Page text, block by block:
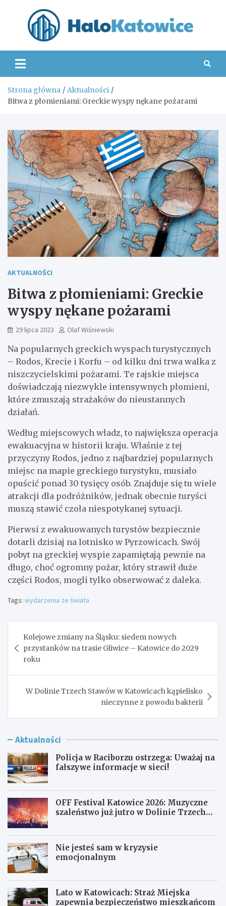
Strona główna
Aktualności
Bitwa z płomieniami: Greckie wyspy nękane pożarami
AKTUALNOŚCI
Bitwa z płomieniami: Greckie
wyspy nękane pożarami
29 lipca 2023 Olaf Wiśniewski
Na popularnych greckich wyspach turystycznych
– Rodos, Krecie i Korfu – od kilku dni trwa walka z
niszczycielskimi pożarami. Te rajskie miejsca
doświadczają niezwykle intensywnych płomieni,
które zmuszają strażaków do nieustannych
działań.
Według miejscowych władz, to największa operacja
ewakuacyjna w historii kraju. Właśnie z tej
przyczyny Rodos, jedno z najbardziej popularnych
miejsc na mapie greckiego turystyku, musiało
opuścić ponad 30 tysięcy osób. Znajduje się tu wiele
atrakcji dla podróżników, jednak obecnie turyści
muszą stawić czoła niespotykanej sytuacji.
Pierwsi z ewakuowanych turystów bezpiecznie
dotarli dzisiaj na lotnisko w Pyrzowicach. Swój
pobyt na greckiej wyspie zapamiętają pewnie na
długo, choć ogromny pożar, który strawił duże
części Rodos, mogli tylko obserwować z daleka.
Tags: wydarzenia ze świata
wpisu
Kolejowe zmiany na Śląsku: siedem nowych
przystanków na trasie Gliwice – Katowice do 2029
roku
W Dolinie Trzech Stawów w Katowicach kąpielisko
nieczynne z powodu bakterii
Aktualności
Policja w Raciborzu ostrzega: Uważaj na
fałszywe informacje w sieci!
OFF Festival Katowice 2026: Muzyczne
szaleństwo już jutro w Dolinie Trzech
Nie jesteś sam w kryzysie
emocjonalnym
Lato w Katowicach: Straż Miejska
zapewnia bezpieczeństwo mieszkańcom